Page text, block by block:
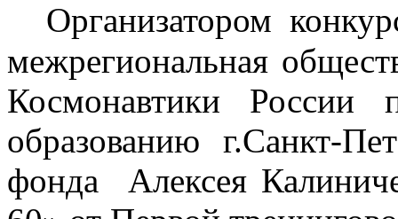
Организатором
межрегиональная
Космонавтики России
образованию г.Санкт-
фонда
Алексея